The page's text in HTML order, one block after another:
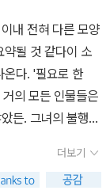
온다. '필요로 한
들은
행의
은 그녀가 선택의
더보기